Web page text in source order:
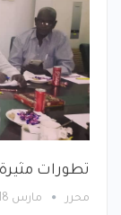
تطورات
محرر مارس 18, 2020